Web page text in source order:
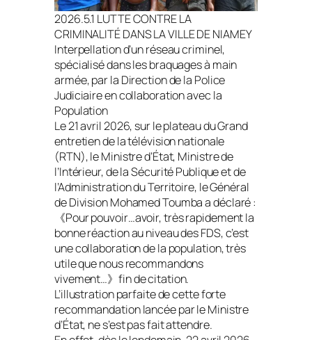
2026.5.1 LUTTE CONTRE LA
CRIMINALITÉ DANS LA VILLE DE NIAMEY
Interpellation d’un réseau criminel,
spécialisé dans les braquages à main
armée, par la Direction de la Police
Judiciaire en collaboration avec la
Population
Le 21 avril 2026, sur le plateau du Grand
entretien de la télévision nationale
(RTN), le Ministre d’État, Ministre de
l’Intérieur, de la Sécurité Publique et de
l’Administration du Territoire, le Général
de Division Mohamed Toumba a déclaré :
《Pour pouvoir…avoir, très rapidement la
bonne réaction au niveau des FDS, c’est
une collaboration de la population, très
utile que nous recommandons
vivement…》fin de citation.
L’illustration parfaite de cette forte
recommandation lancée par le Ministre
d’État, ne s’est pas fait attendre.